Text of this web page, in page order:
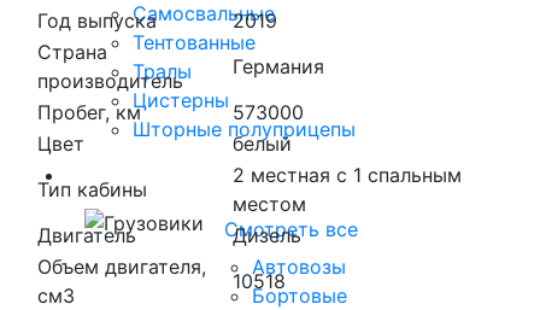
Самосвальные
Тентованные
Тралы
Цистерны
Шторные полуприцепы
Смотреть все
Автовозы
Бортовые
Год выпуска
2019
Страна
производитель
Германия
Пробег, км
573000
Цвет
белый
Тип кабины
2 местная с 1 спальным
местом
Двигатель
Дизель
Объем двигателя,
см3
10518